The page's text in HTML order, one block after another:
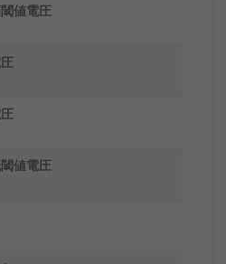
値電圧
値電圧